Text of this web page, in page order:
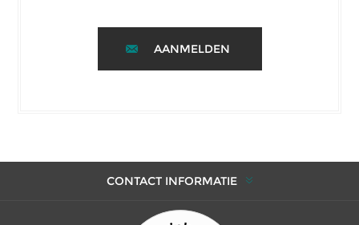
AANMELDEN
CONTACT INFORMATIE